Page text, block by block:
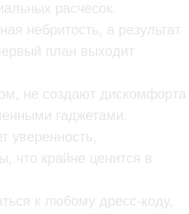
расчесок.
небритость, а результат
план выходит
не создают дискомфорта
гаджетами.
уверенность,
что крайне ценится в
к любому дресс-коду,